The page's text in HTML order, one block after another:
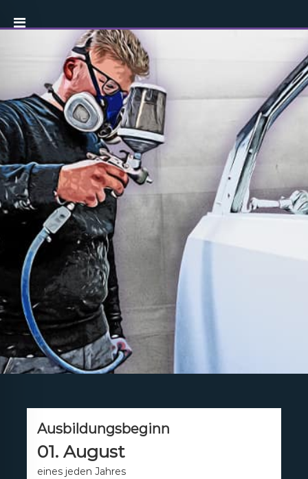
Ausbildungsbeginn
01. August
eines jeden Jahres